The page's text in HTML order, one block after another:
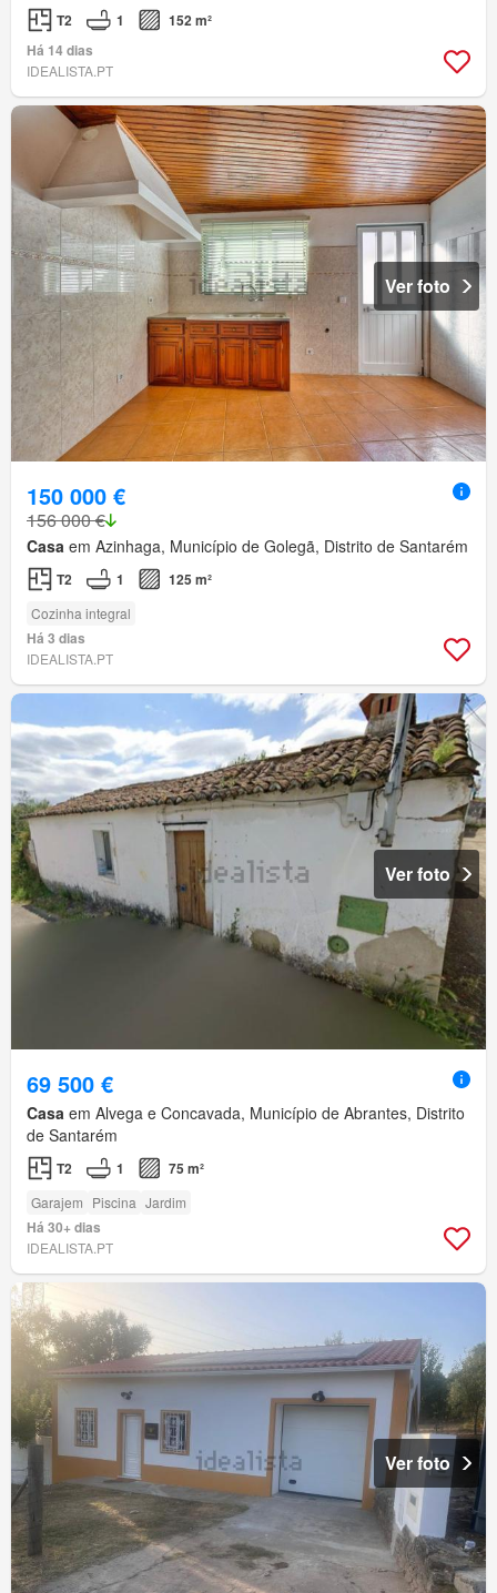
T2 1
152 m²
Há 14 dias
IDEALISTA.PT
Ver foto
150 000 €
156 000 €
Casa em Azinhaga, Município de Golegã, Distrito de Santarém
T2 1 125 m²
Cozinha integral
Há 3 dias
IDEALISTA.PT
Ver foto
69 500 €
Casa em Alvega e Concavada, Município de Abrantes, Distrito
de Santarém
T2 1 75 m²
Garajem Piscina Jardim
Há 30+ dias
IDEALISTA.PT
Ver foto